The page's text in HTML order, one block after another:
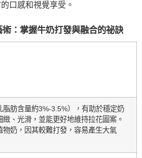
口感和視覺享受。
：掌握牛奶打發與融合的祕訣
脂肪含量約3%-3.5%），有助於穩定奶
、光滑，並能更好地維持拉花圖案。
物奶，因其較難打發，容易產生大氣